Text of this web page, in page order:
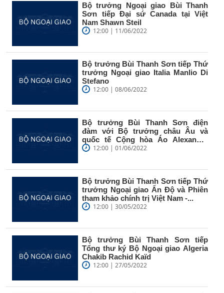
Bộ trưởng Ngoại giao Bùi Thanh
Sơn tiếp Đại sứ Canada tại Việt
Nam Shawn Steil
12:00 | 11/06/2022
Bộ trưởng Bùi Thanh Sơn tiếp Thứ
trưởng Ngoại giao Italia Manlio Di
Stefano
12:00 | 08/06/2022
Bộ trưởng Bùi Thanh Sơn điện
đàm với Bộ trưởng châu Âu và
quốc tế Cộng hòa Áo Alexander
Schallenberg
12:00 | 01/06/2022
Bộ trưởng Bùi Thanh Sơn tiếp Thứ
trưởng Ngoại giao Ấn Độ và Phiên
tham khảo chính trị Việt Nam -...
12:00 | 30/05/2022
Bộ trưởng Bùi Thanh Sơn tiếp
Tổng thư ký Bộ Ngoại giao Algeria
Chakib Rachid Kaïd
12:00 | 27/05/2022